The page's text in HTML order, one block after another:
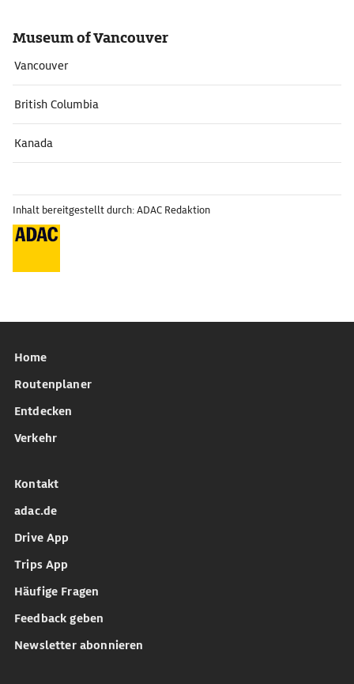
Museum of Vancouver
Vancouver
British Columbia
Kanada
Inhalt bereitgestellt durch: ADAC Redaktion
Home
Routenplaner
Entdecken
Verkehr
Kontakt
adac.de
Drive App
Trips App
Häufige Fragen
Feedback geben
Newsletter abonnieren